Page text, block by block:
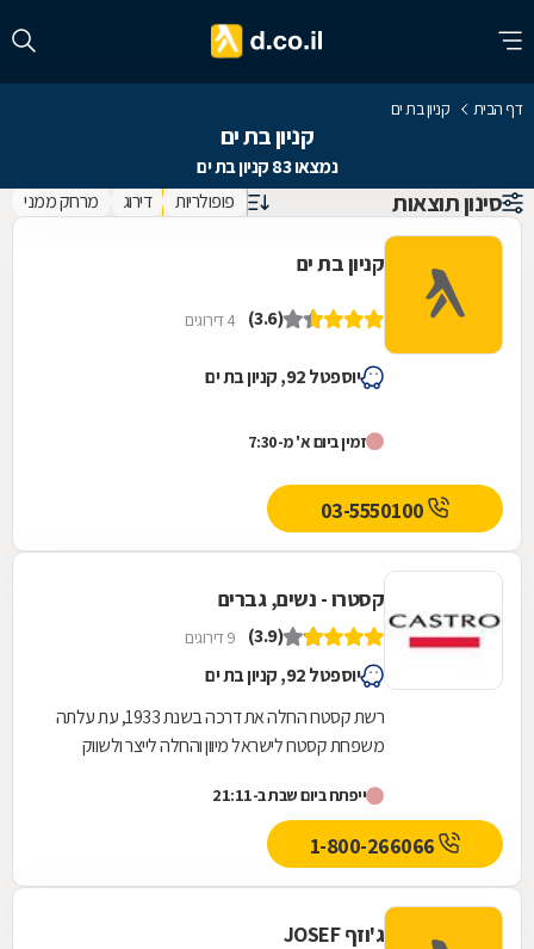
דף הבית קניון בת ים
קניון בת ים
נמצאו 83 קניון בת ים
סינון תוצאות פופולריות דירוג מרחק ממני
קניון בת ים
(3.6) 4 דירוגים
יוספטל 92, קניון בת ים
זמין ביום א' מ-7:30
03-5550100
קסטרו - נשים, גברים
(3.9) 9 דירוגים
יוספטל 92, קניון בת ים
רשת קסטרו החלה את דרכה בשנת 1933, עת עלתה
משפחת קסטרו לישראל מיוון והחלה לייצר ולשווק
שנקראה...
ייפתח ביום שבת ב-21:11
1-800-266066
ג'וזף JOSEF